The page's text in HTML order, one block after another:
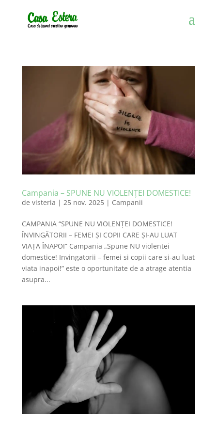
Campania – SPUNE NU VIOLENȚEI DOMESTICE!
de visteria | 25 nov. 2025| Campanii
CAMPANIA “SPUNE NU VIOLENȚEI DOMESTICE!
ȊNVINGĂTORII – FEMEI ȘI COPII CARE ȘI-AU LUAT
VIAȚA ȊNAPOI” Campania „Spune NU violentei
domestice! Invingatorii – femei si copii care si-au luat
viata inapoi!” este o oportunitate de a atrage atentia
asupra...